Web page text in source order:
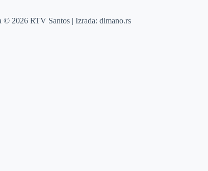
© 2026 RTV Santos | Izrada:dimano.rs